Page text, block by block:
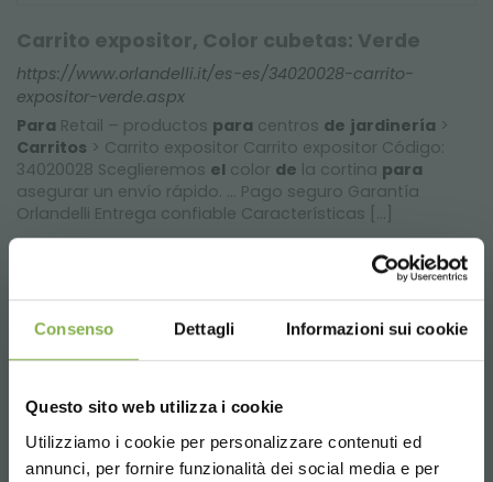
Consenso Dettagli Informazioni sui cookie
Questo sito web utilizza i cookie
Utilizziamo i cookie per personalizzare contenuti ed
annunci, per fornire funzionalità dei social media e per
Carrito expositor, Color cubetas: Verde
https://www.orlandelli.it/es-es/34020028-carrito-
expositor-verde.aspx
Para Retail – productos para centros de jardinería >
Carritos > Carrito expositor Carrito expositor Código:
34020028 Sceglieremos el color de la cortina para
asegurar un envío rápido. ... Pago seguro Garantía
Orlandelli Entrega confiable Características [...]
¡ENTRA EN NUESTRO